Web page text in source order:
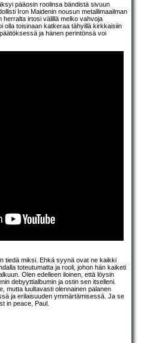
pääosin roolinsa bändistä sivuun
Iron Maidenin nousun metallimaailman
herralta irtosi välillä melko vahvoja
olla toisinaan katkeraa tähyillä kirkkaisiin
ja hänen perintönsä voi
tiedä miksi. Ehkä syynä ovat ne kaikki
toteutumatta ja rooli, johon hän kaiketi
Olen edelleen iloinen, että löysin
debyyttialbumin ja ostin sen itselleni.
mutta luultavasti olennainen palanen
ja erilaisuuden ymmärtämisessä. Ja se
in peace, Paul.